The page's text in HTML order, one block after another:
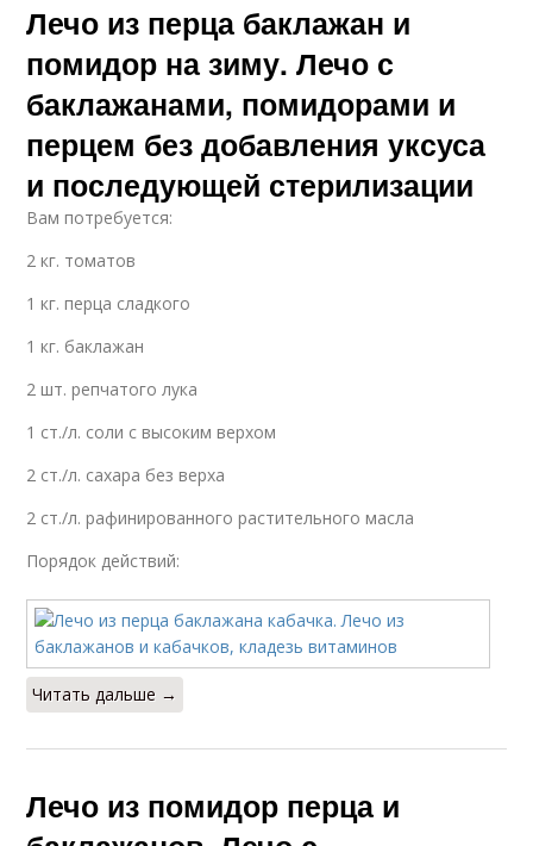
Лечо из перца баклажан и
помидор на зиму. Лечо с
баклажанами, помидорами и
перцем без добавления уксуса
и последующей стерилизации
Вам потребуется:
2 кг. томатов
1 кг. перца сладкого
1 кг. баклажан
2 шт. репчатого лука
1 ст./л. соли с высоким верхом
2 ст./л. сахара без верха
2 ст./л. рафинированного растительного масла
Порядок действий:
Читать дальше →
Лечо из помидор перца и